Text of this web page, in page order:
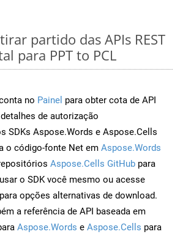
partido das APIs REST
para PPT to PCL
no Painel para obter cota de API
de autorização
SDKs Aspose.Words e Aspose.Cells
o código-fonte Net em Aspose.Words
Aspose.Cells GitHub para
o SDK você mesmo ou acesse
para opções alternativas de download.
a referência de API baseada em
Aspose.Words e Aspose.Cells para